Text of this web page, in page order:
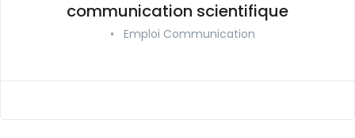
communication scientifique
• Emploi Communication